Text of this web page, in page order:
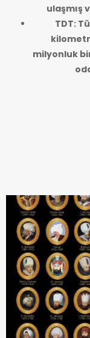
ulaşmış
TDT:
milyonluk